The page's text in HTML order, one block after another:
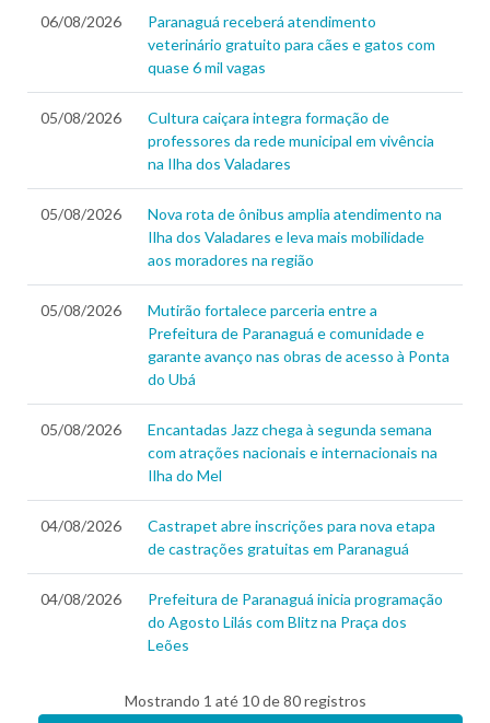
06/08/2026
Paranaguá receberá atendimento
veterinário gratuito para cães e gatos com
quase 6 mil vagas
05/08/2026
Cultura caiçara integra formação de
professores da rede municipal em vivência
na Ilha dos Valadares
05/08/2026
Nova rota de ônibus amplia atendimento na
Ilha dos Valadares e leva mais mobilidade
aos moradores na região
05/08/2026
Mutirão fortalece parceria entre a
Prefeitura de Paranaguá e comunidade e
garante avanço nas obras de acesso à Ponta
do Ubá
05/08/2026
Encantadas Jazz chega à segunda semana
com atrações nacionais e internacionais na
Ilha do Mel
04/08/2026
Castrapet abre inscrições para nova etapa
de castrações gratuitas em Paranaguá
04/08/2026
Prefeitura de Paranaguá inicia programação
do Agosto Lilás com Blitz na Praça dos
Leões
Mostrando 1 até 10 de 80 registros